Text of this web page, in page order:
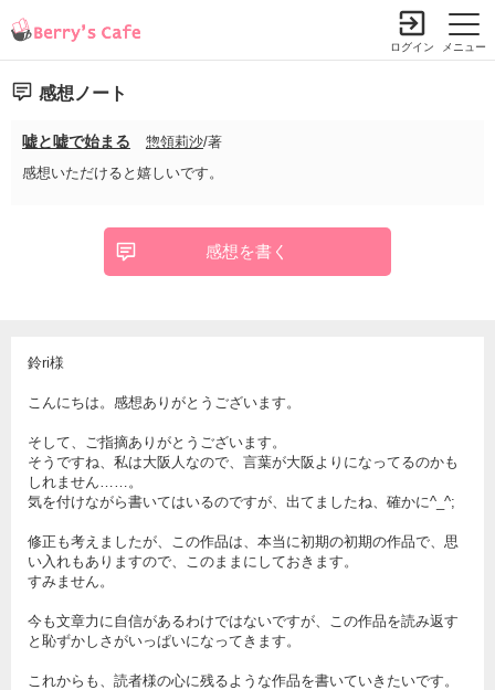
メニュー
ログイン
感想ノート
嘘と嘘で始まる 惣領莉沙/著
感想いただけると嬉しいです。
感想を書く
鈴ri様
こんにちは。感想ありがとうございます。
そして、ご指摘ありがとうございます。
そうですね、私は大阪人なので、言葉が大阪よりになってるのかも
しれません……。
気を付けながら書いてはいるのですが、出てましたね、確かに^_^;
修正も考えましたが、この作品は、本当に初期の初期の作品で、思
い入れもありますので、このままにしておきます。
すみません。
今も文章力に自信があるわけではないですが、この作品を読み返す
と恥ずかしさがいっぱいになってきます。
これからも、読者様の心に残るような作品を書いていきたいです。